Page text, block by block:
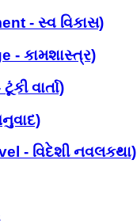
- સ્વ વિકાસ)
- કામશાસ્ત્ર)
વાર્તા)
- વિદેશી નવલકથા)